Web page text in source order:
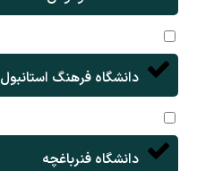
دانشگاه فرهنگ استانبول
دانشگاه فنرباغچه